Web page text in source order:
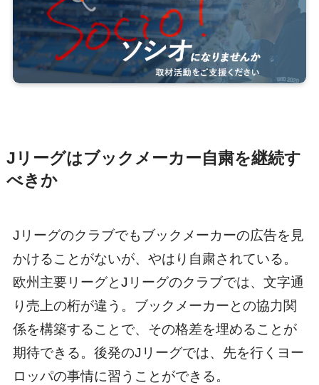
Jリーグはブックメーカー自粛を継続す
べきか
Jリーグのクラブでもブックメーカーの広告を見
かけることがないが、やはり自粛されている。
欧州主要リーグとJリーグのクラブでは、文字通
り売上の桁が違う。ブックメーカーとの協力関
係を構築することで、その格差を埋めることが
期待できる。後発のJリーグでは、先を行くヨー
ロッパの事情に習うことができる。